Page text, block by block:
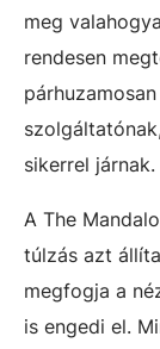
meg
rendesen
sikerrel járnak.
A The
túlzás azt
megfogja a
is engedi el.